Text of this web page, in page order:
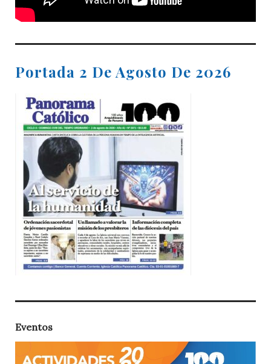
Portada 2 De Agosto De 2026
Eventos